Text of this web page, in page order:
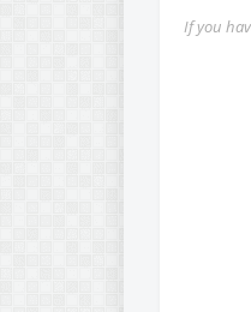
If you